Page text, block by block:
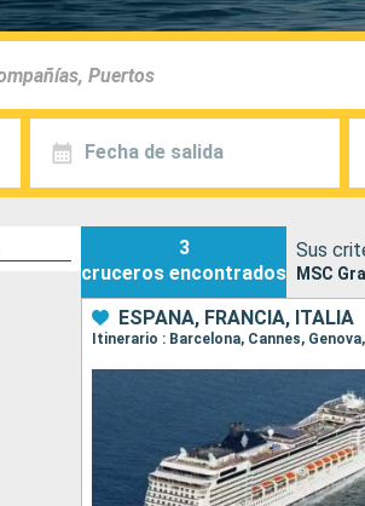
Fecha de salida
3
cruceros encontrados
Sus
MSC
ESPAÑA, FRANCIA, ITALIA
Itinerario : Barcelona, Cannes,